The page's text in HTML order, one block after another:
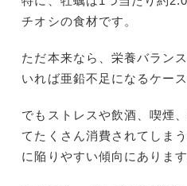
チオシの食材です。
ただ本来なら、栄養バラン
いれば亜鉛不足になるケー
でもストレスや飲酒、喫煙
てたくさん消費されてしま
に陥りやすい傾向にあります